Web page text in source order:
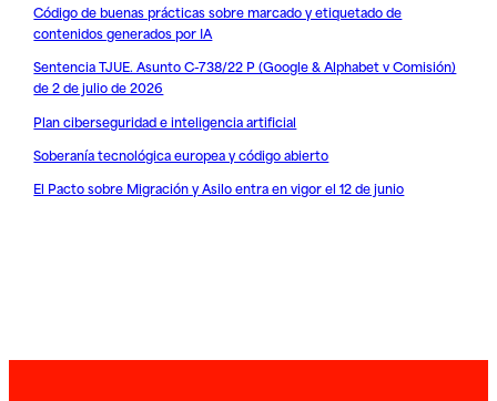
Código de buenas prácticas sobre marcado y etiquetado de
contenidos generados por IA
Sentencia TJUE. Asunto C-738/22 P (Google & Alphabet v Comisión)
de 2 de julio de 2026
Plan ciberseguridad e inteligencia artificial
Soberanía tecnológica europea y código abierto
El Pacto sobre Migración y Asilo entra en vigor el 12 de junio